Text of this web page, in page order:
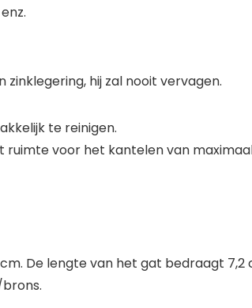
hij zal nooit vervagen.
te reinigen.
ruimte voor het kantelen van
cm. De lengte van het gat bedraagt 7,2